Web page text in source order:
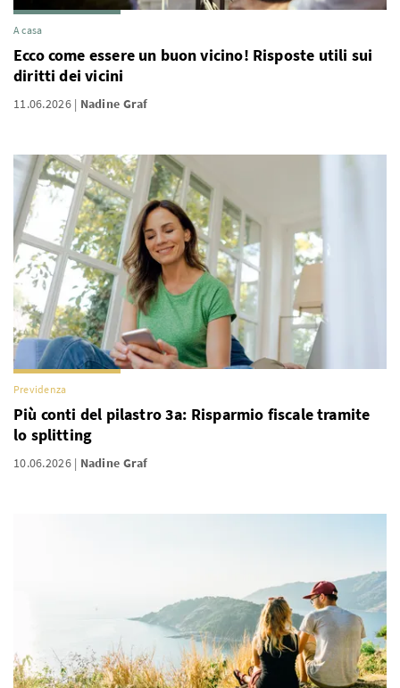
A casa
Ecco come essere un buon vicino! Risposte utili sui
diritti dei vicini
11.06.2026 Nadine Graf
Previdenza
Più conti del pilastro 3a: Risparmio fiscale tramite
lo splitting
10.06.2026 Nadine Graf